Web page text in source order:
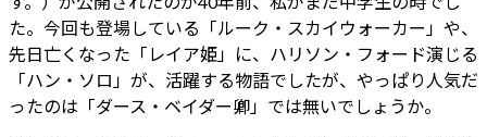
た。今回も登場している「ルーク・スカイウォーカー」や、
先日亡くなった「レイア姫」に、ハリソン・フォード演じる
「ハン・ソロ」が、活躍する物語でしたが、やっぱり人気だ
ったのは「ダース・ベイダー卿」では無いでしょうか。